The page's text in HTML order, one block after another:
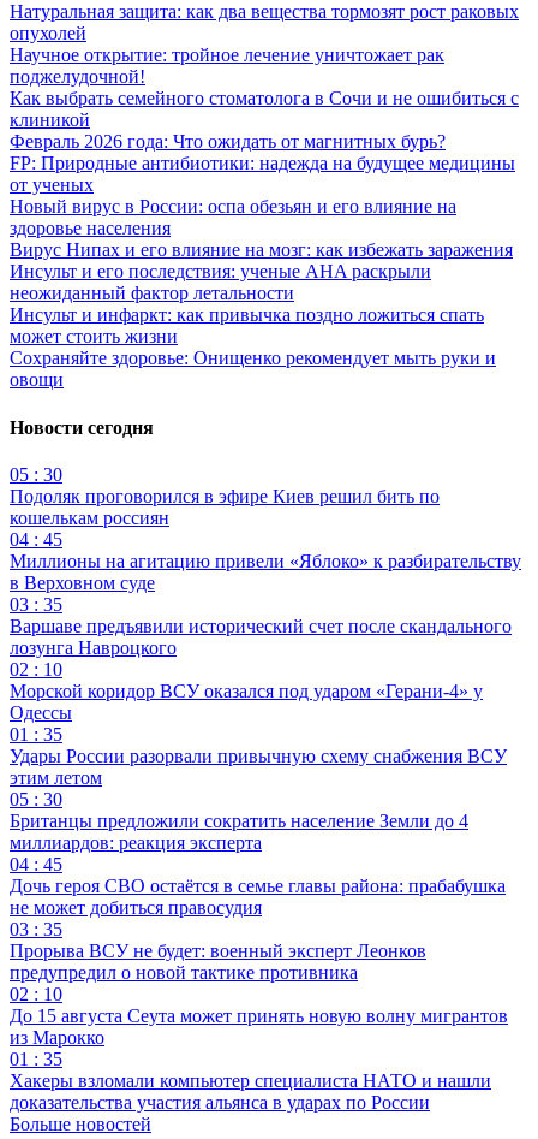
Натуральная защита: как два вещества тормозят рост раковых
опухолей
Научное открытие: тройное лечение уничтожает рак
поджелудочной!
Как выбрать семейного стоматолога в Сочи и не ошибиться с
клиникой
Февраль 2026 года: Что ожидать от магнитных бурь?
FP: Природные антибиотики: надежда на будущее медицины
от ученых
Новый вирус в России: оспа обезьян и его влияние на
здоровье населения
Вирус Нипах и его влияние на мозг: как избежать заражения
Инсульт и его последствия: ученые AHA раскрыли
неожиданный фактор летальности
Инсульт и инфаркт: как привычка поздно ложиться спать
может стоить жизни
Сохраняйте здоровье: Онищенко рекомендует мыть руки и
овощи
Новости сегодня
05 : 30
Подоляк проговорился в эфире Киев решил бить по
кошелькам россиян
04 : 45
Миллионы на агитацию привели «Яблоко» к разбирательству
в Верховном суде
03 : 35
Варшаве предъявили исторический счет после скандального
лозунга Навроцкого
02 : 10
Морской коридор ВСУ оказался под ударом «Герани-4» у
Одессы
01 : 35
Удары России разорвали привычную схему снабжения ВСУ
этим летом
05 : 30
Британцы предложили сократить население Земли до 4
миллиардов: реакция эксперта
04 : 45
Дочь героя СВО остаётся в семье главы района: прабабушка
не может добиться правосудия
03 : 35
Прорыва ВСУ не будет: военный эксперт Леонков
предупредил о новой тактике противника
02 : 10
До 15 августа Сеута может принять новую волну мигрантов
из Марокко
01 : 35
Хакеры взломали компьютер специалиста НАТО и нашли
доказательства участия альянса в ударах по России
Больше новостей